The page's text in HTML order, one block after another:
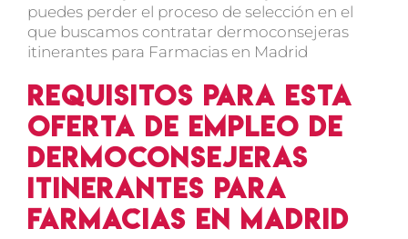
puedes perder el proceso de selección en el
que buscamos contratar dermoconsejeras
itinerantes para Farmacias en Madrid
Requisitos para esta
oferta de empleo de
dermoconsejeras
itinerantes para
Farmacias en Madrid